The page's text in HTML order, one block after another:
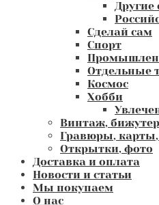
Другие
Сделай сам
Спорт
Отдельные
Космос
Хобби
Винтаж,
Гравюры, карты,
Открытки, фото
Доставка и оплата
Новости и статьи
Мы покупаем
О нас